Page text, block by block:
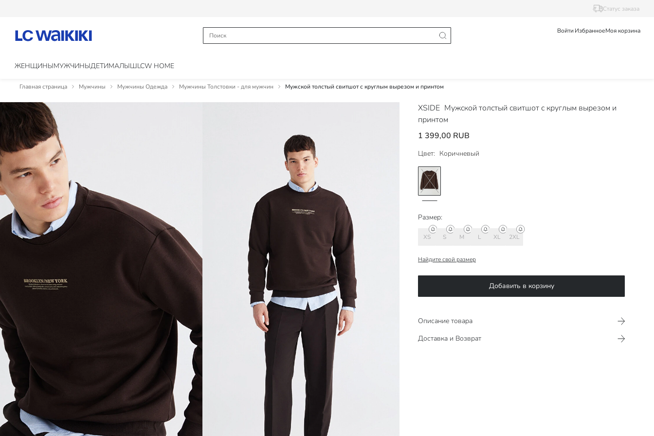
Статус заказа
Войти ИзбранноеМоя корзина
ЖЕНЩИНЫМУЖЧИНЫДЕТИМАЛЫШLCW HOME
Главная страница Мужчины Мужчины Одежда Мужчины Толстовки - для мужчин Мужской толстый свитшот с круглым вырезом и принтом
XSIDE Мужской толстый свитшот с круглым вырезом и
принтом
1 399,00 RUB
Цвет: Коричневый
Размер:
XS S M L XL 2XL
Найдите свой размер
Добавить в корзину
Описание товара
Доставка и Возврат